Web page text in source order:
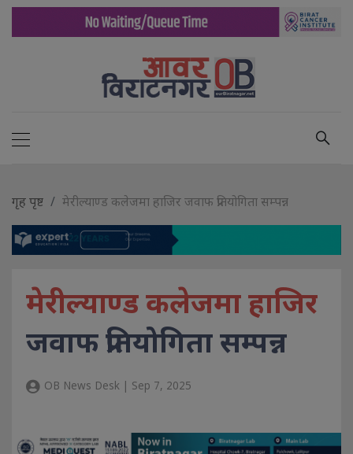
गृह पृष्ट मेरील्याण्ड कलेजमा हाजिर जवाफ प्रतियोगिता सम्पन्न
मेरील्याण्ड कलेजमा हाजिर
जवाफ प्रतियोगिता सम्पन्न
OB News Desk | Sep 7, 2025